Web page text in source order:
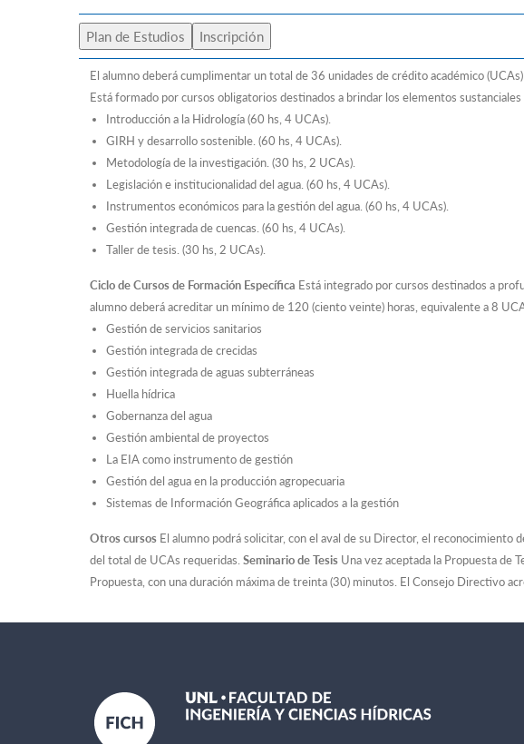
Plan de Estudios Inscripción
El alumno deberá cumplimentar un total de 36 unidades de crédito académico
Está formado por cursos obligatorios destinados a brindar los elementos
Introducción a la Hidrología (60 hs, 4 UCAs).
GIRH y desarrollo sostenible. (60 hs, 4 UCAs).
Metodología de la investigación. (30 hs, 2 UCAs).
Legislación e institucionalidad del agua. (60 hs, 4 UCAs).
Instrumentos económicos para la gestión del agua. (60 hs, 4 UCAs).
Gestión integrada de cuencas. (60 hs, 4 UCAs).
Taller de tesis. (30 hs, 2 UCAs).
Ciclo de Cursos de Formación Específica Está integrado por cursos destinados a
alumno deberá acreditar un mínimo de 120 (ciento veinte) horas, equivalente a 8
Gestión de servicios sanitarios
Gestión integrada de crecidas
Gestión integrada de aguas subterráneas
Huella hídrica
Gobernanza del agua
Gestión ambiental de proyectos
La EIA como instrumento de gestión
Gestión del agua en la producción agropecuaria
Sistemas de Información Geográfica aplicados a la gestión
Otros cursos El alumno podrá solicitar, con el aval de su Director, el reconocimiento
del total de UCAs requeridas. Seminario de Tesis Una vez aceptada la Propuesta de
Propuesta, con una duración máxima de treinta (30) minutos. El Consejo Directivo